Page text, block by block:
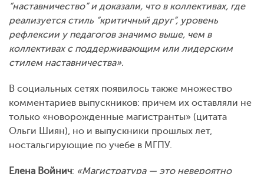
“наставничество” и доказали, что в коллективах, где
реализуется стиль “критичный друг”, уровень
рефлексии у педагогов значимо выше, чем в
коллективах с поддерживающим или лидерским
стилем наставничества».
В социальных сетях появилось также множество
комментариев выпускников: причем их оставляли не
только «новорожденные магистранты» (цитата
Ольги Шиян), но и выпускники прошлых лет,
ностальгирующие по учебе в МГПУ.
Елена Войнич: «Магистратура — это невероятно